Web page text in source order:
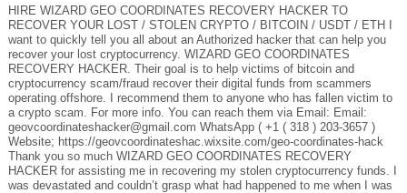
HIRE WIZARD GEO COORDINATES RECOVERY HACKER TO
RECOVER YOUR LOST / STOLEN CRYPTO / BITCOIN / USDT / ETH I
want to quickly tell you all about an Authorized hacker that can help you
recover your lost cryptocurrency. WIZARD GEO COORDINATES
RECOVERY HACKER. Their goal is to help victims of bitcoin and
cryptocurrency scam/fraud recover their digital funds from scammers
operating offshore. I recommend them to anyone who has fallen victim to
a crypto scam. For more info. You can reach them via Email: Email:
geovcoordinateshacker@gmail.com WhatsApp ( +1 ( 318 ) 203-3657 )
Website; https://geovcoordinateshac.wixsite.com/geo-coordinates-hack
Thank you so much WIZARD GEO COORDINATES RECOVERY
HACKER for assisting me in recovering my stolen cryptocurrency funds. I
was devastated and couldn’t grasp what had happened to me when I was